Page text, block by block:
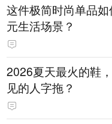
这件极简时尚单品
元生活场景？
2026夏天最火的鞋
见的人字拖？